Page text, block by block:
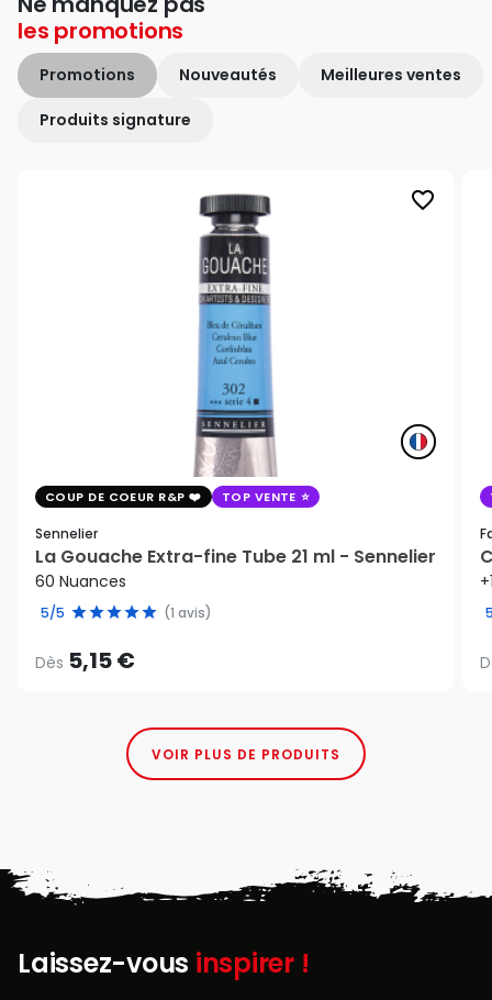
les promotions
Promotions Nouveautés Meilleures ventes
Produits signature
favorite_border
COUP DE COEUR R&P TOP VENTE
Sennelier
La Gouache Extra-fine Tube 21 ml - Sennelier
60 Nuances
5/5 (1 avis)
Dès 5,15 €
VOIR PLUS DE PRODUITS
Laissez-vous inspirer !